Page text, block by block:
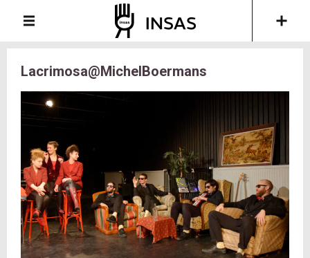
Lacrimosa@MichelBoermans